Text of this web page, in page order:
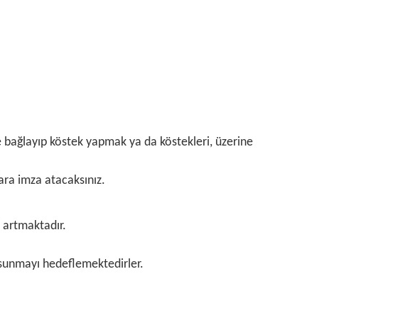
bağlayıp köstek yapmak ya da köstekleri, üzerine
imza atacaksınız.
hedeflemektedirler.